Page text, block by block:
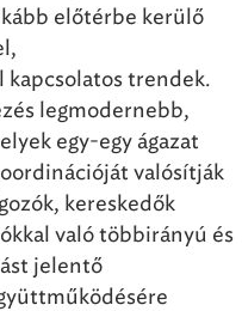
előtérbe kerülő
kapcsolatos trendek.
legmodernebb,
egy-egy ágazat
valósítják
kereskedők
való többirányú és
jelentő